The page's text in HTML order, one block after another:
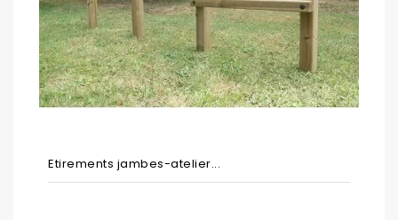
Etirements jambes-atelier...